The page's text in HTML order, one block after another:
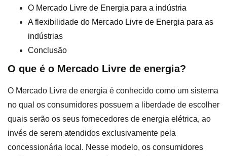
O Mercado Livre de Energia para a indústria
A flexibilidade do Mercado Livre de Energia para as
indústrias
Conclusão
O que é o Mercado Livre de energia?
O Mercado Livre de energia é conhecido como um sistema
no qual os consumidores possuem a liberdade de escolher
quais serão os seus fornecedores de energia elétrica, ao
invés de serem atendidos exclusivamente pela
concessionária local. Nesse modelo, os consumidores